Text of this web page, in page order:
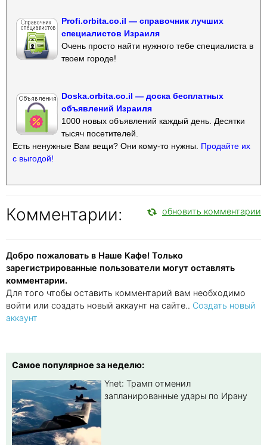
Profi.orbita.co.il — справочник лучших
специалистов Израиля
Очень просто найти нужного тебе специалиста в
твоем городе!
Doska.orbita.co.il — доска бесплатных
объявлений Израиля
1000 новых объявлений каждый день. Десятки
тысяч посетителей.
Есть ненужные Вам вещи? Они кому-то нужны. Продайте их
с выгодой!
Комментарии: обновить комментарии
Добро пожаловать в Наше Кафе! Только
зарегистрированные пользователи могут оставлять
комментарии.
Для того чтобы оставить комментарий вам необходимо
войти или создать новый аккаунт на сайте.. Создать новый
аккаунт
Самое популярное за неделю:
Ynet: Трамп отменил
запланированные удары по Ирану